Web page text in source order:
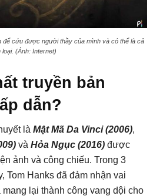
để cứu được người thầy của mình và có thể là cả
loại. (Ảnh: Internet)
truyền bản
dẫn?
là Mật Mã Da Vinci (2006),
và Hỏa Ngục (2016) được
ảnh và công chiếu. Trong 3
Tom Hanks đã đảm nhận vai
lại thành công vang dội cho